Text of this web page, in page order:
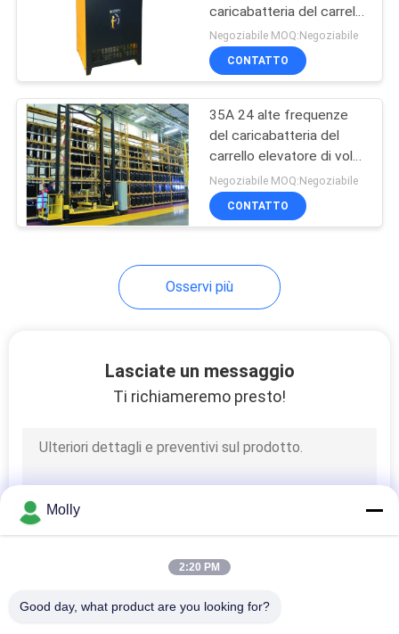
caricabatteria del carrello
elevatore di CZB5C 65A
48V
Negoziabile MOQ:Negoziabile
CONTATTO
35A 24 alte frequenze
del caricabatteria del
carrello elevatore di volt
per le batterie di piccola
dimensione
Negoziabile MOQ:Negoziabile
CONTATTO
Osservi più
Lasciate un messaggio
Ti richiameremo presto!
Molly
2:20 PM
Good day, what product are you looking for?